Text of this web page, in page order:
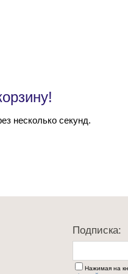
несколько секунд.
Подписка:
Нажимая на